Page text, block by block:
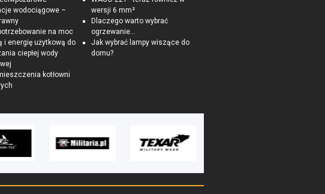
wodociągowe –
na moc
i energię użytkową do
ciepłej wody
kotłowni
wersji 6 mm²
Dlaczego warto wybrać
ogrzewanie...
Jak wybrać lampy wiszące do
domu?